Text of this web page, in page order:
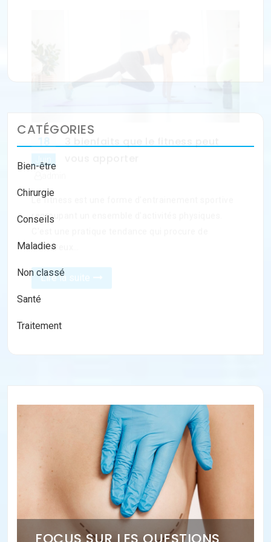
CATÉGORIES
Bien-être
Chirurgie
Conseils
Maladies
Non classé
Santé
Traitement